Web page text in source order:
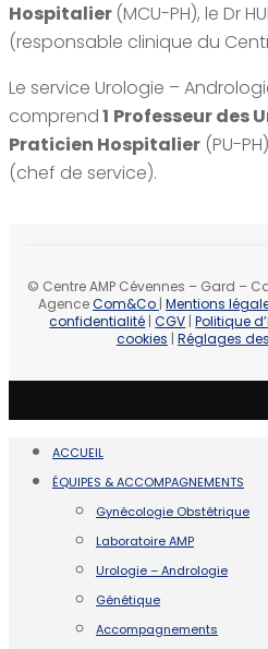
Hospitalier (MCU-PH), le Dr
(responsable clinique du
Le service Urologie –
comprend1 Professeur des
Praticien Hospitalier (PU-
(chef de service).
© Centre AMP Cévennes – Gard –
AgenceCom&Co | Mentions
confidentialité |CGV |Politique
cookies | Réglages
ACCUEIL
ÉQUIPES & ACCOMPAGNEMENTS
Gynécologie Obstétrique
Laboratoire AMP
Urologie – Andrologie
Génétique
Accompagnements